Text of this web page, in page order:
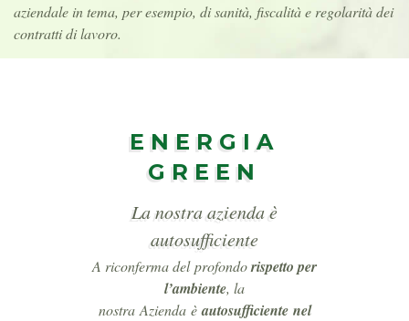
aziendale in tema, per esempio, di sanità, fiscalità e regolarità dei
contratti di lavoro.
ENERGIA
GREEN
La nostra azienda è
autosufficiente
A riconferma del profondorispetto per
l’ambiente, la
nostra Azienda èautosufficiente nel